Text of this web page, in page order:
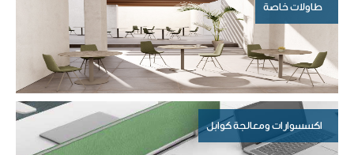
طاولات خاصة
اكسسوارات ومعالجة كوابل